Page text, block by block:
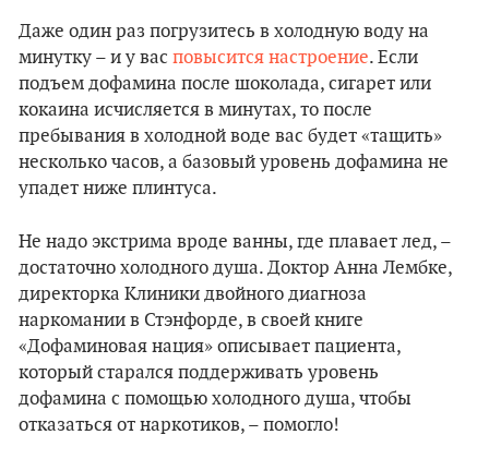
Даже один раз погрузитесь в холодную воду на
минутку – и у вас повысится настроение. Если
подъем дофамина после шоколада, сигарет или
кокаина исчисляется в минутах, то после
пребывания в холодной воде вас будет «тащить»
несколько часов, а базовый уровень дофамина не
упадет ниже плинтуса.
Не надо экстрима вроде ванны, где плавает лед, –
достаточно холодного душа. Доктор Анна Лембке,
директорка Клиники двойного диагноза
наркомании в Стэнфорде, в своей книге
«Дофаминовая нация» описывает пациента,
который старался поддерживать уровень
дофамина с помощью холодного душа, чтобы
отказаться от наркотиков, – помогло!